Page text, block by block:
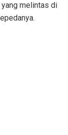
yang melintas di